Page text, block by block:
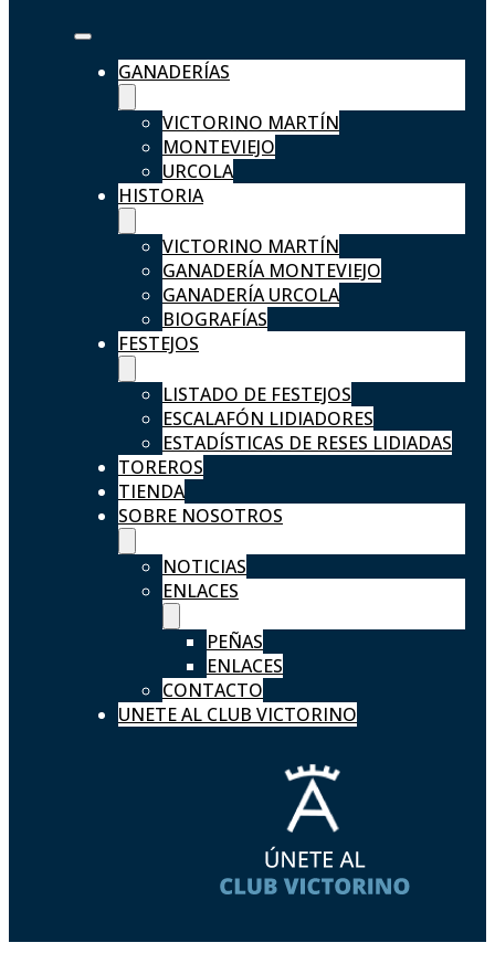
GANADERÍAS
VICTORINO MARTÍN
MONTEVIEJO
URCOLA
HISTORIA
VICTORINO MARTÍN
GANADERÍA MONTEVIEJO
GANADERÍA URCOLA
BIOGRAFÍAS
FESTEJOS
LISTADO DE FESTEJOS
ESCALAFÓN LIDIADORES
ESTADÍSTICAS DE RESES LIDIADAS
TOREROS
TIENDA
SOBRE NOSOTROS
NOTICIAS
ENLACES
PEÑAS
ENLACES
CONTACTO
UNETE AL CLUB VICTORINO